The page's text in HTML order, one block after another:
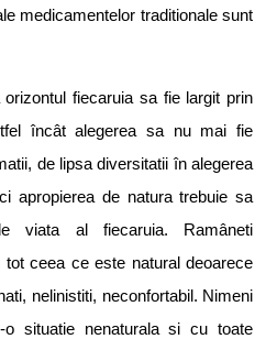
medicamentelor traditionale sunt
fiecaruia sa fie largit prin
încât alegerea sa nu mai fie
de lipsa diversitatii în alegerea
apropierea de natura trebuie sa
viata al fiecaruia. Ramâneti
ceea ce este natural deoarece
nelinistiti, neconfortabil. Nimeni
situatie nenaturala si cu toate